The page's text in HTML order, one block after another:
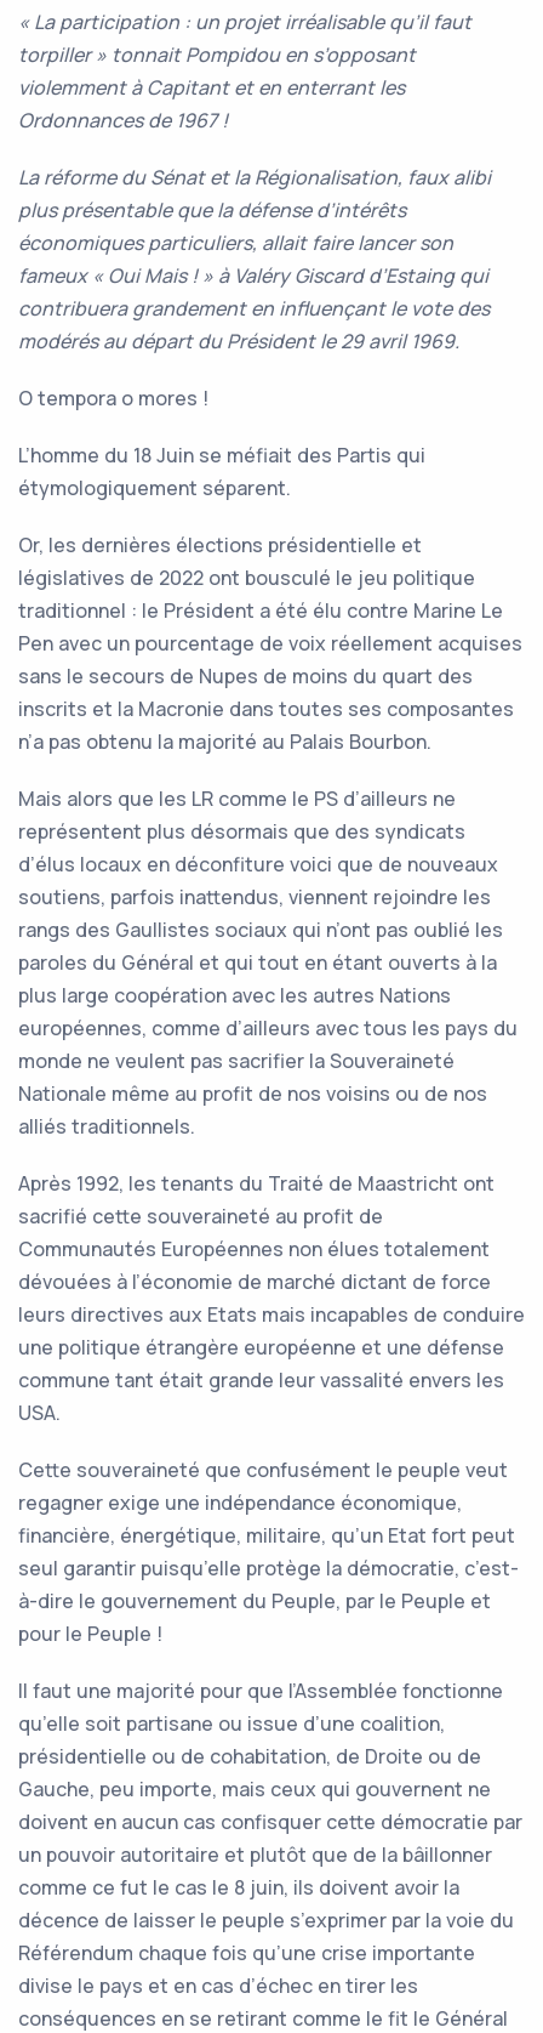
« La participation : un projet irréalisable qu’il faut
torpiller » tonnait Pompidou en s’opposant
violemment à Capitant et en enterrant les
Ordonnances de 1967 !
La réforme du Sénat et la Régionalisation, faux alibi
plus présentable que la défense d’intérêts
économiques particuliers, allait faire lancer son
fameux « Oui Mais ! » à Valéry Giscard d’Estaing qui
contribuera grandement en influençant le vote des
modérés au départ du Président le 29 avril 1969.
O tempora o mores !
L’homme du 18 Juin se méfiait des Partis qui
étymologiquement séparent.
Or, les dernières élections présidentielle et
législatives de 2022 ont bousculé le jeu politique
traditionnel : le Président a été élu contre Marine Le
Pen avec un pourcentage de voix réellement acquises
sans le secours de Nupes de moins du quart des
inscrits et la Macronie dans toutes ses composantes
n’a pas obtenu la majorité au Palais Bourbon.
Mais alors que les LR comme le PS d’ailleurs ne
représentent plus désormais que des syndicats
d’élus locaux en déconfiture voici que de nouveaux
soutiens, parfois inattendus, viennent rejoindre les
rangs des Gaullistes sociaux qui n’ont pas oublié les
paroles du Général et qui tout en étant ouverts à la
plus large coopération avec les autres Nations
européennes, comme d’ailleurs avec tous les pays du
monde ne veulent pas sacrifier la Souveraineté
Nationale même au profit de nos voisins ou de nos
alliés traditionnels.
Après 1992, les tenants du Traité de Maastricht ont
sacrifié cette souveraineté au profit de
Communautés Européennes non élues totalement
dévouées à l’économie de marché dictant de force
leurs directives aux Etats mais incapables de conduire
une politique étrangère européenne et une défense
commune tant était grande leur vassalité envers les
USA.
Cette souveraineté que confusément le peuple veut
regagner exige une indépendance économique,
financière, énergétique, militaire, qu’un Etat fort peut
seul garantir puisqu’elle protège la démocratie, c’est-
à-dire le gouvernement du Peuple, par le Peuple et
pour le Peuple !
Il faut une majorité pour que l’Assemblée fonctionne
qu’elle soit partisane ou issue d’une coalition,
présidentielle ou de cohabitation, de Droite ou de
Gauche, peu importe, mais ceux qui gouvernent ne
doivent en aucun cas confisquer cette démocratie par
un pouvoir autoritaire et plutôt que de la bâillonner
comme ce fut le cas le 8 juin, ils doivent avoir la
décence de laisser le peuple s’exprimer par la voie du
Référendum chaque fois qu’une crise importante
divise le pays et en cas d’échec en tirer les
conséquences en se retirant comme le fit le Général